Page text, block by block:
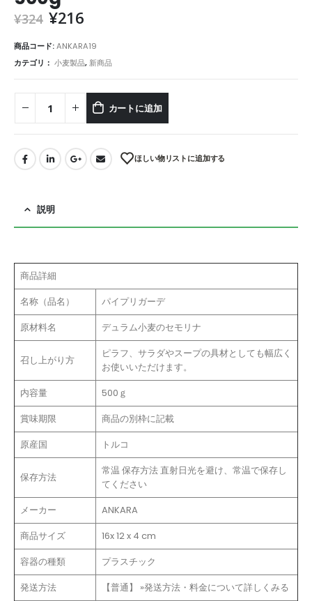
¥324 ¥216
商品コード:ANKARA19
カテゴリ： 小麦製品,新商品
カートに追加
ほしい物リストに追加する
説明
商品詳細
名称（品名）
パイプリガーデ
原材料名
デュラム小麦のセモリナ
召し上がり方
ピラフ、サラダやスープの具材としても幅広く
お使いいただけます。
内容量
500ｇ
賞味期限
商品の別枠に記載
原産国
トルコ
保存方法
常温 保存方法 直射日光を避け、常温で保存し
てください
メーカー
ANKARA
商品サイズ
16x 12 x 4 cm
容器の種類
プラスチック
発送方法
【普通】 »発送方法・料金について詳しくみる